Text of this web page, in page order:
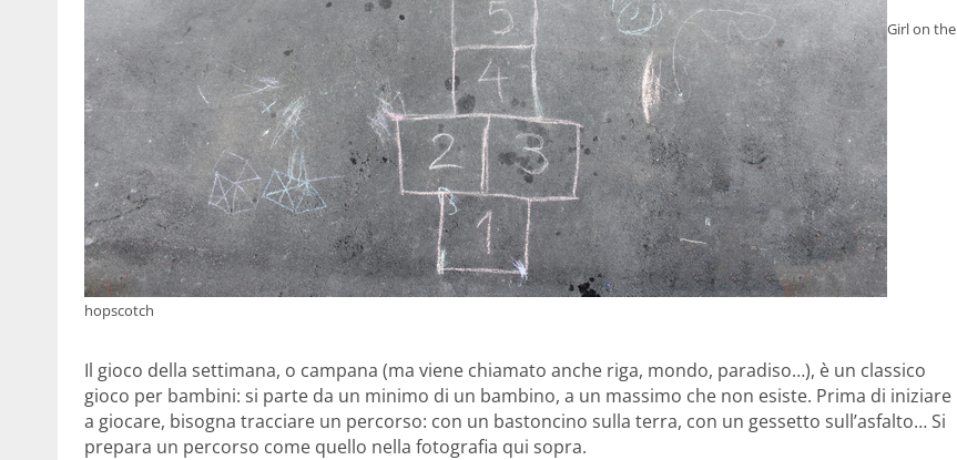
Girl on the
hopscotch
Il gioco della settimana, o campana (ma viene chiamato anche riga, mondo, paradiso…), è un classico
gioco per bambini: si parte da un minimo di un bambino, a un massimo che non esiste. Prima di iniziare
a giocare, bisogna tracciare un percorso: con un bastoncino sulla terra, con un gessetto sull’asfalto… Si
prepara un percorso come quello nella fotografia qui sopra.